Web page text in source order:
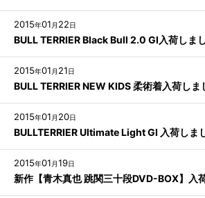
2015年01 月 22日
BULL TERRIER Black Bull 2.0 GI入荷しま
2015年01 月 21日
BULL TERRIER NEW KIDS 柔術着入荷しま
2015年01 月 20日
BULLTERRIER Ultimate Light GI 入荷しま
2015年01 月19日
新作【青木真也 跳関三十段DVD-BOX】入